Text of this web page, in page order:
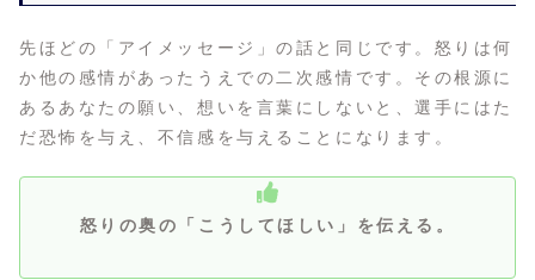
先ほどの「アイメッセージ」の話と同じです。怒りは何
か他の感情があったうえでの二次感情です。その根源に
あるあなたの願い、想いを言葉にしないと、選手にはた
だ恐怖を与え、不信感を与えることになります。
怒りの奥の「こうしてほしい」を伝える。